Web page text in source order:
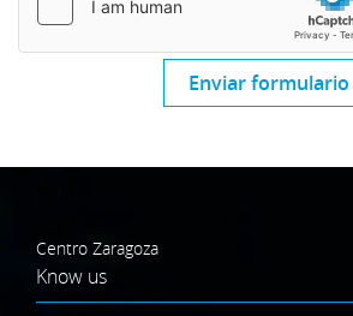
Enviar formulario
Centro Zaragoza
Know us